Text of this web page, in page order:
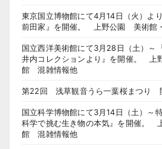
東京国立博物館にて4月14日（火）よ
前田家』を開催。 上野公園 美術館
国立西洋美術館にて3月28日（土）
井内コレクションより』を開催。 上
館 混雑情報他
第22回 浅草観音うら一葉桜まつり
国立科学博物館にて3月14日（土）～
科学で挑む生き物の本気』を開催。
館 混雑情報他